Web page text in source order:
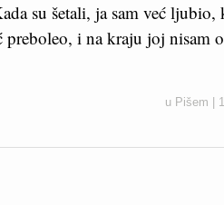
su šetali, ja sam već
i na kraju joj nisam
u Pišem